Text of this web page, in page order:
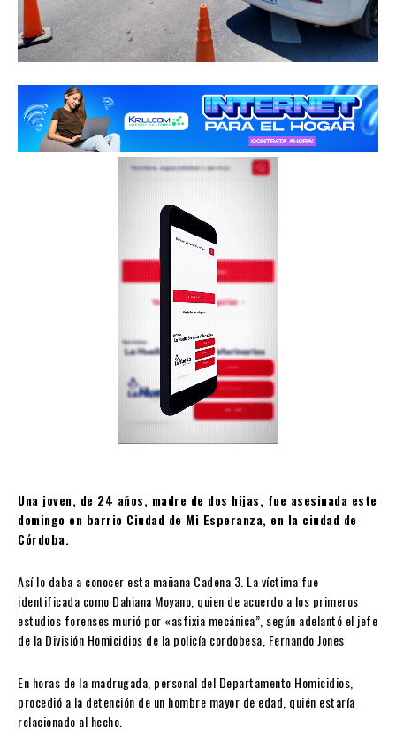
Una joven, de 24 años, madre de dos hijas, fue asesinada este
domingo en barrio Ciudad de Mi Esperanza, en la ciudad de
Córdoba.
Así lo daba a conocer esta mañana Cadena 3. La víctima fue
identificada como Dahiana Moyano, quien de acuerdo a los primeros
estudios forenses murió por «asfixia mecánica”, según adelantó el jefe
de la División Homicidios de la policía cordobesa, Fernando Jones
En horas de la madrugada, personal del Departamento Homicidios,
procedió a la detención de un hombre mayor de edad, quién estaría
relacionado al hecho.